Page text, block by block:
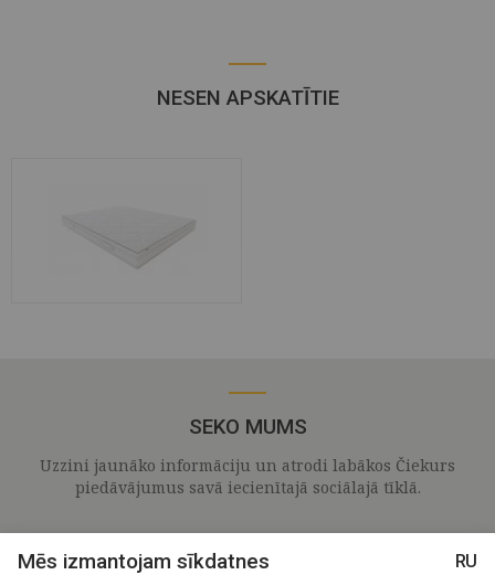
NESEN APSKATĪTIE
SEKO MUMS
Uzzini jaunāko informāciju un atrodi labākos Čiekurs
piedāvājumus savā iecienītajā sociālajā tīklā.
Mēs izmantojam sīkdatnes
RU